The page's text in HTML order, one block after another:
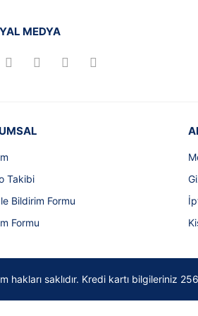
MEDYA
Takibi
Bildirim Formu
Formu
hakları saklıdır. Kredi kartı bilgileriniz